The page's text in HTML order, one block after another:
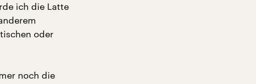
ich die Latte
oder
noch die